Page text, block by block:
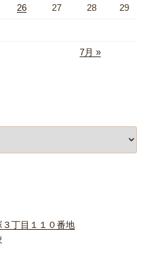
26 27 28 29
7月 »
丁目１１０番地